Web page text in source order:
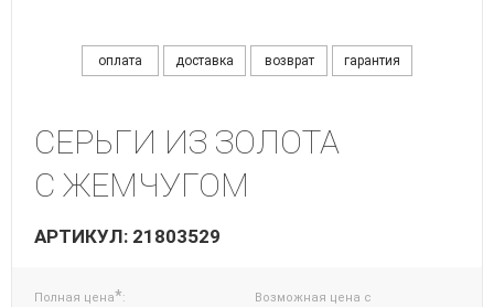
оплата доставка возврат гарантия
СЕРЬГИ ИЗ ЗОЛОТА
С ЖЕМЧУГОМ
АРТИКУЛ: 21803529
Полная цена*:
Возможная цена с